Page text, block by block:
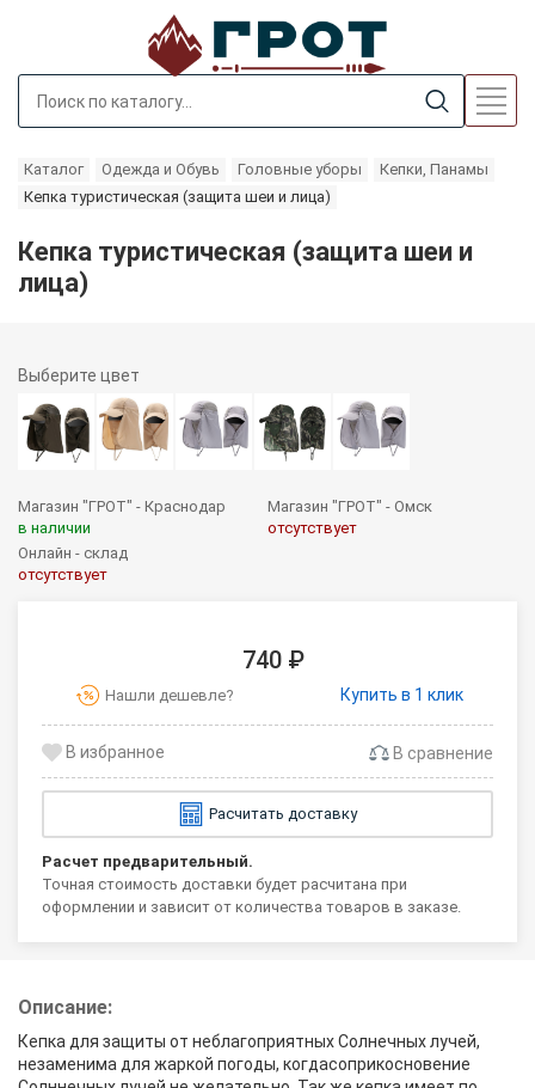
Каталог Одежда и Обувь Головные уборы
Кепки, Панамы
Кепка туристическая (защита шеи и лица)
Кепка туристическая (защита шеи и
лица)
Выберите цвет
Магазин "ГРОТ" - Краснодар
в наличии
Магазин "ГРОТ" - Омск
отсутствует
Онлайн - склад
отсутствует
740 ₽
Нашли дешевле? Купить в 1 клик
В сравнение
Расчитать доставку
Расчет предварительный.
Точная стоимость доставки будет расчитана при
оформлении и зависит от количества товаров в заказе.
Описание:
Кепка для защиты от неблагоприятных Солнечных лучей,
незаменима для жаркой погоды, когдасоприкосновение